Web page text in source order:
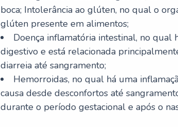
boca; Intolerância ao glúten, no qual o
glúten presente em alimentos;
Doença inflamatória intestinal, no qual
digestivo e está relacionada
diarreia até sangramento;
Hemorroidas, no qual há uma
causa desde desconfortos até
durante o período gestacional e após o